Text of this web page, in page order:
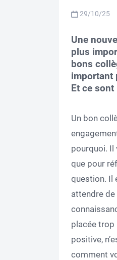
29/10/25
Une
plus
bons
important
Et ce
Un bon
pourquoi. Il
que pour
question. Il
attendre de
placée trop
positive,
comment